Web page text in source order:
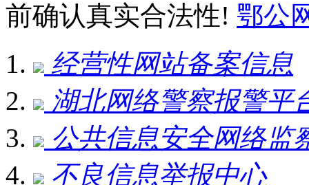
前确认真实合法性! 鄂公
经营性网站备案信息
湖北网络警察报警平
公共信息安全网络监
不良信息举报中心